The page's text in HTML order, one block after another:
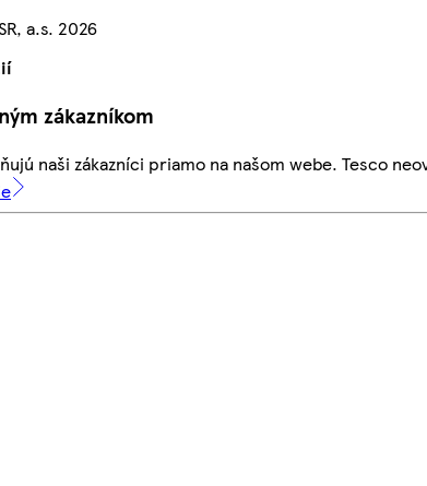
a.s. 2026
zákazníkom
naši zákazníci priamo na našom webe. Tesco